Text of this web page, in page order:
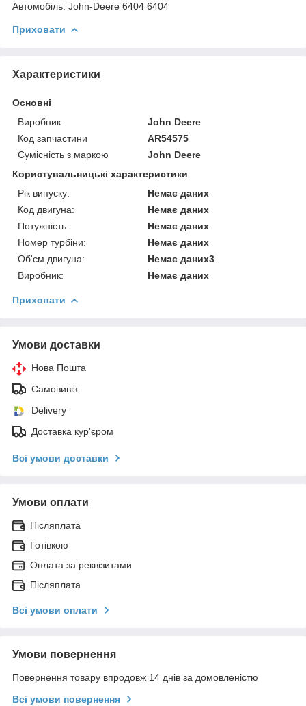
Автомобіль: John-Deere 6404 6404
Приховати
Характеристики
Основні
Виробник
John Deere
Код запчастини
AR54575
Сумісність з маркою
John Deere
Користувальницькі характеристики
Рік випуску:
Немає даних
Код двигуна:
Немає даних
Потужність:
Немає даних
Номер турбіни:
Немає даних
Об'єм двигуна:
Немає даних3
Виробник:
Немає даних
Приховати
Умови доставки
Нова Пошта
Самовивіз
Delivery
Доставка кур'єром
Всі умови доставки
Умови оплати
Післяплата
Готівкою
Оплата за реквізитами
Післяплата
Всі умови оплати
Умови повернення
Повернення товару впродовж 14 днів за домовленістю
Всі умови повернення